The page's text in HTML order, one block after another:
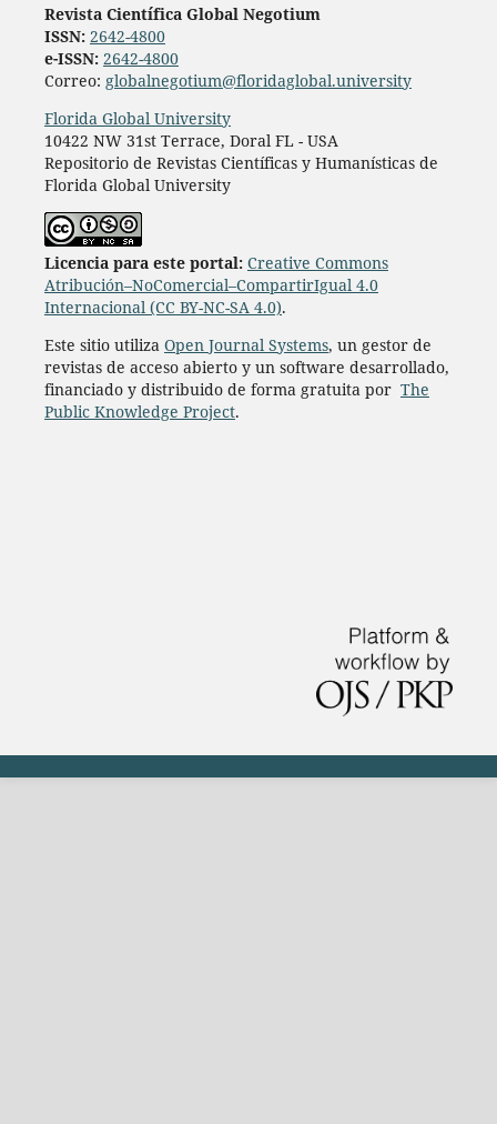
Revista Científica Global Negotium
ISSN: 2642-4800
e-ISSN: 2642-4800
Correo: globalnegotium@floridaglobal.university
Florida Global University
10422 NW 31st Terrace, Doral FL - USA
Repositorio de Revistas Científicas y Humanísticas de
Florida Global University
Licencia para este portal: Creative Commons
Atribución–NoComercial–CompartirIgual 4.0
Internacional (CC BY-NC-SA 4.0).
Este sitio utiliza Open Journal Systems, un gestor de
revistas de acceso abierto y un software desarrollado,
financiado y distribuido de forma gratuita por The
Public Knowledge Project.